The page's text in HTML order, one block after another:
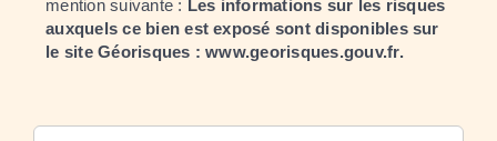
mention suivante : Les informations sur les risques
auxquels ce bien est exposé sont disponibles sur
le site Géorisques : www.georisques.gouv.fr.